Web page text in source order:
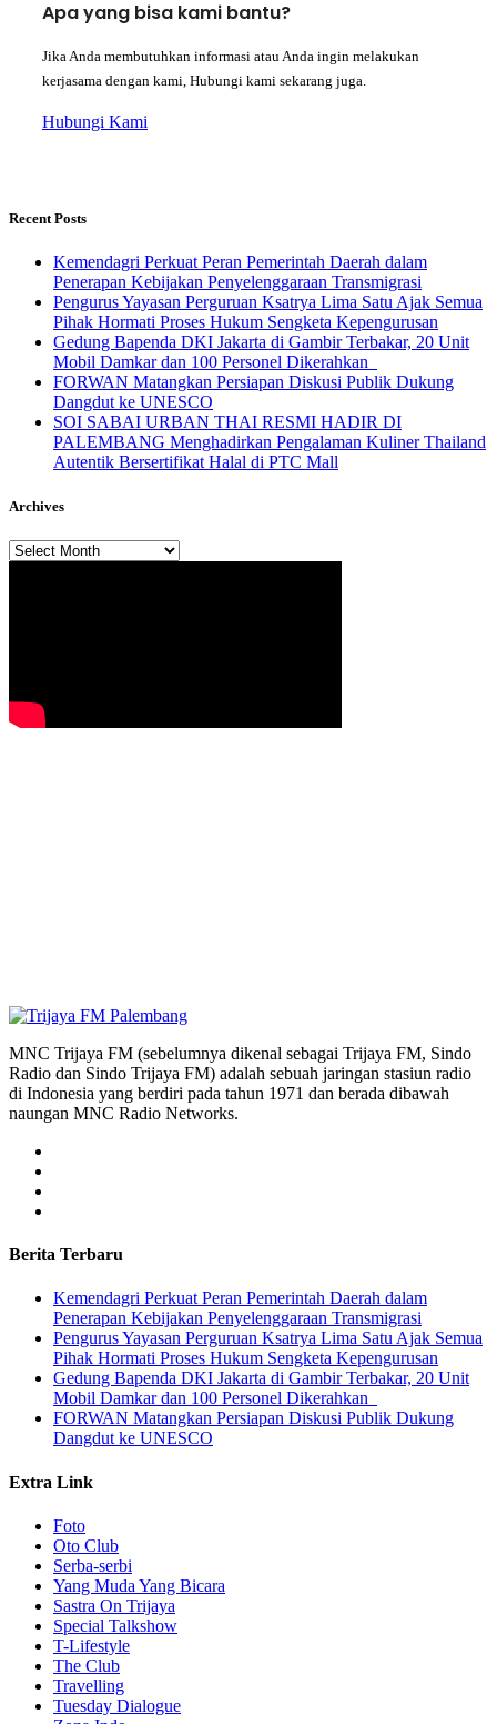
Apa yang bisa kami bantu?
Jika Anda membutuhkan informasi atau Anda ingin melakukan
kerjasama dengan kami, Hubungi kami sekarang juga.
Hubungi Kami
Recent Posts
Kemendagri Perkuat Peran Pemerintah Daerah dalam
Penerapan Kebijakan Penyelenggaraan Transmigrasi
Pengurus Yayasan Perguruan Ksatrya Lima Satu Ajak Semua
Pihak Hormati Proses Hukum Sengketa Kepengurusan
Gedung Bapenda DKI Jakarta di Gambir Terbakar, 20 Unit
Mobil Damkar dan 100 Personel Dikerahkan
FORWAN Matangkan Persiapan Diskusi Publik Dukung
Dangdut ke UNESCO
SOI SABAI URBAN THAI RESMI HADIR DI
PALEMBANG Menghadirkan Pengalaman Kuliner Thailand
Autentik Bersertifikat Halal di PTC Mall
Archives
Archives
MNC Trijaya FM (sebelumnya dikenal sebagai Trijaya FM, Sindo
Radio dan Sindo Trijaya FM) adalah sebuah jaringan stasiun radio
di Indonesia yang berdiri pada tahun 1971 dan berada dibawah
naungan MNC Radio Networks.
Berita Terbaru
Kemendagri Perkuat Peran Pemerintah Daerah dalam
Penerapan Kebijakan Penyelenggaraan Transmigrasi
Pengurus Yayasan Perguruan Ksatrya Lima Satu Ajak Semua
Pihak Hormati Proses Hukum Sengketa Kepengurusan
Gedung Bapenda DKI Jakarta di Gambir Terbakar, 20 Unit
Mobil Damkar dan 100 Personel Dikerahkan
FORWAN Matangkan Persiapan Diskusi Publik Dukung
Dangdut ke UNESCO
Extra Link
Foto
Oto Club
Serba-serbi
Yang Muda Yang Bicara
Sastra On Trijaya
Special Talkshow
T-Lifestyle
The Club
Travelling
Tuesday Dialogue